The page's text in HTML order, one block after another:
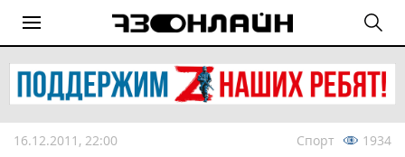
16.12.2011, 22:00 Спорт 1934